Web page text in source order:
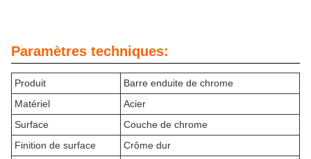
Paramètres techniques:
Produit
Barre enduite de chrome
Matériel
Acier
Surface
Couche de chrome
Finition de surface
Crôme dur